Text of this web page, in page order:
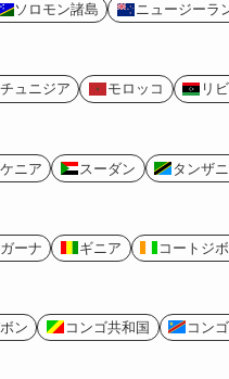
ソロモン諸島 ニュージーラ
チュニジア モロッコ リ
ケニア スーダン タンザ
ガーナ ギニア コートジ
ン コンゴ共和国 コン